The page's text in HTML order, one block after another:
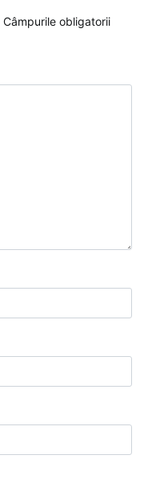
Câmpurile obligatorii